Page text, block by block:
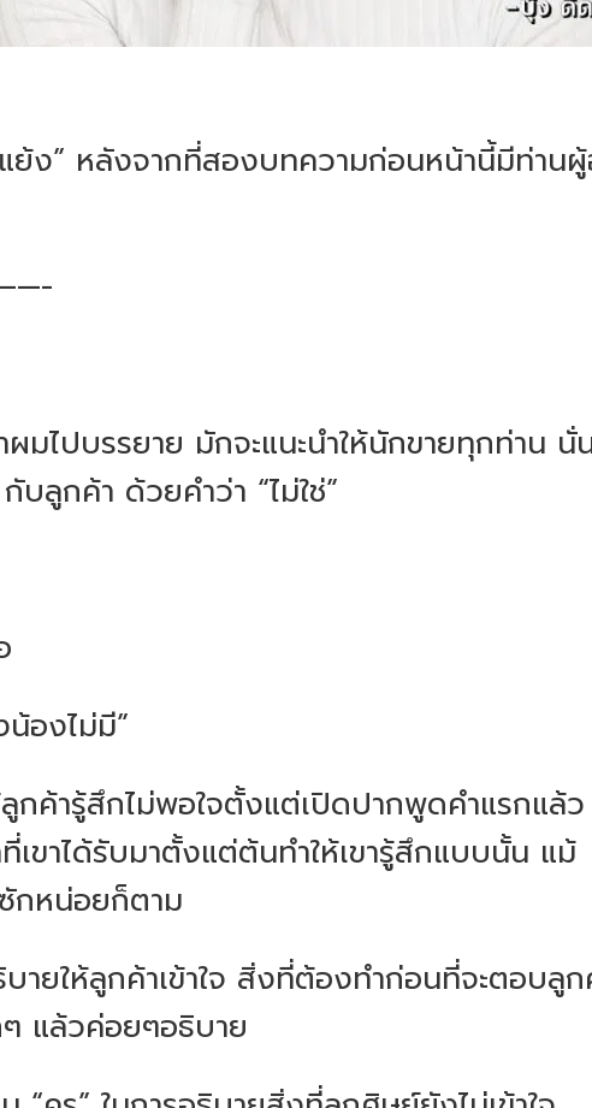
แย้ง” หลังจากที่สองบทความก่อนหน้านี้มีท่าน
มไปบรรยาย มักจะแนะนำให้นักขายทุกท่าน นั่
บลูกค้า ด้วยคำว่า “ไม่ใช่”
องไม่มี”
ลูกค้ารู้สึกไม่พอใจตั้งแต่เปิดปากพูดคำแรกแล้
ขาได้รับมาตั้งแต่ต้นทำให้เขารู้สึกแบบนั้น แม้
กหน่อยก็ตาม
ยให้ลูกค้าเข้าใจ สิ่งที่ต้องทำก่อนที่จะตอบลูก
ๆ แล้วค่อยๆอธิบาย